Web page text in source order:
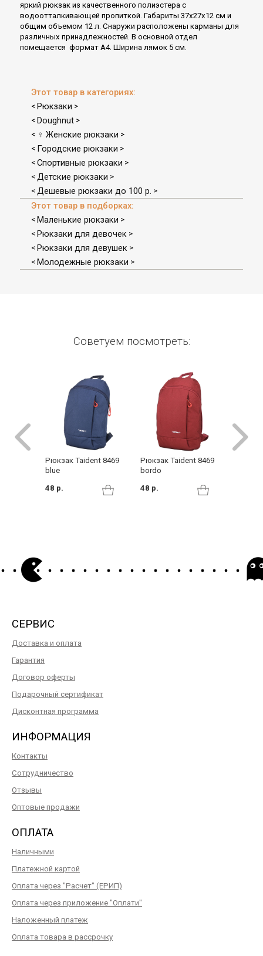
яркий рюкзак из качественного полиэстера с
водоотталкивающей пропиткой. Габариты 37x27x12 см и
общим объемом 12 л. Снаружи расположены карманы для
различных принадлежностей. В основной отдел
помещается формат А4. Ширина лямок 5 см.
Этот товар в категориях:
< Рюкзаки >
< Doughnut>
< ♀ Женские рюкзаки >
< Городские рюкзаки >
< Спортивные рюкзаки >
< Детские рюкзаки >
< Дешевые рюкзаки до 100 р. >
Этот товар в подборках:
< Маленькие рюкзаки >
< Рюкзаки для девочек >
< Рюкзаки для девушек >
< Молодежные рюкзаки >
Советуем посмотреть:
Рюкзак Taident 8469
blue
48 р.
Рюкзак Taident 8469
bordo
48 р.
СЕРВИС
Доставка и оплата
Гарантия
Договор оферты
Подарочный сертификат
Дисконтная программа
ИНФОРМАЦИЯ
Контакты
Сотрудничество
Отзывы
Оптовые продажи
ОПЛАТА
Наличными
Платежной картой
Оплата через "Расчет" (ЕРИП)
Оплата через приложение "Оплати"
Наложенный платеж
Оплата товара в рассрочку